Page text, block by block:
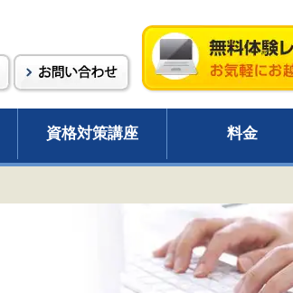
資格対策講座 料金